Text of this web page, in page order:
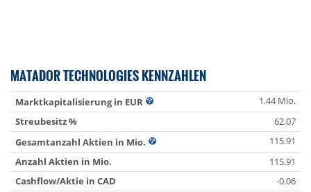
MATADOR TECHNOLOGIES KENNZAHLEN
Marktkapitalisierung in EUR
1.44 Mio.
Streubesitz %
62.07
Gesamtanzahl Aktien in Mio.
115.91
Anzahl Aktien in Mio.
115.91
Cashflow/Aktie in CAD
-0.06